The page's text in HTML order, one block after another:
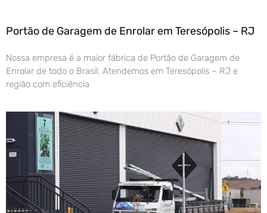
Portão de Garagem de Enrolar em Teresópolis – RJ
Nossa empresa é a maior fábrica de Portão de Garagem de
Enrolar de todo o Brasil. Atendemos em Teresópolis – RJ e
região com eficiência